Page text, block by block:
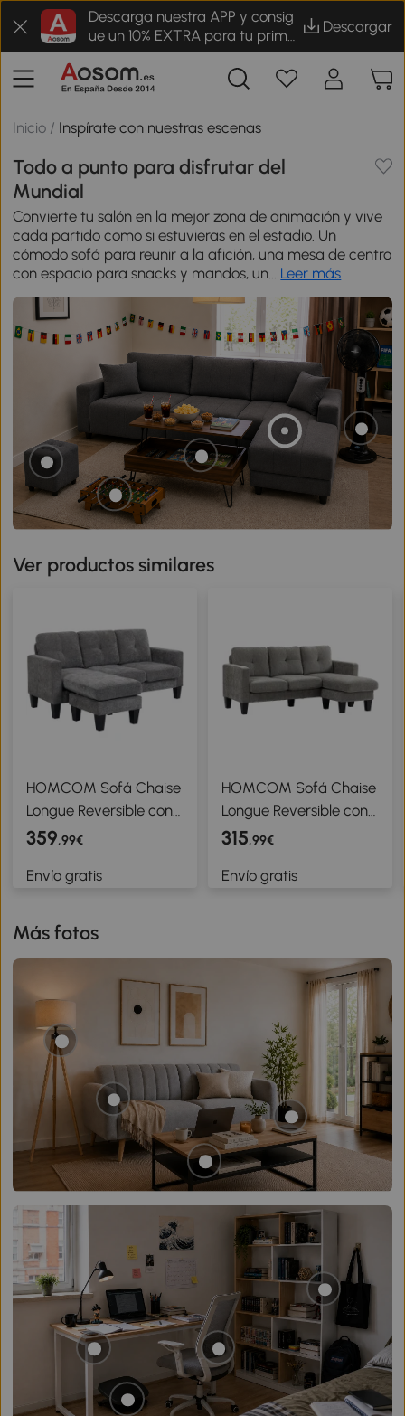
Descarga nuestra APP y consig
ue un 10% EXTRA para tu prime
r pedido
Descargar
Inicio / Inspírate con nuestras escenas
Todo a punto para disfrutar del
Mundial
Convierte tu salón en la mejor zona de animación y vive
cada partido como si estuvieras en el estadio. Un
cómodo sofá para reunir a la afición, una mesa de centro
con espacio para snacks y mandos, un... Leer más
Ver productos similares
HOMCOM Sofá Chaise
Longue Reversible con
Estructura de Acero
186x130x84cm Gris
359,99€
Envío gratis
HOMCOM Sofá Chaise
Longue Reversible con
Estructura de Acero
186x130x84cm Marrón
315,99€
Envío gratis
Más fotos